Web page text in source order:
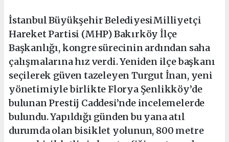
İstanbul Büyükşehir BelediyesiMilliyetçi
Hareket Partisi (MHP) Bakırköy İlçe
Başkanlığı, kongre sürecinin ardından saha
çalışmalarına hız verdi. Yeniden ilçe başkanı
seçilerek güven tazeleyen Turgut İnan, yeni
yönetimiyle birlikte Florya Şenlikköy’de
bulunan Prestij Caddesi’nde incelemelerde
bulundu. Yapıldığı günden bu yana atıl
durumda olan bisiklet yolunun, 800 metre